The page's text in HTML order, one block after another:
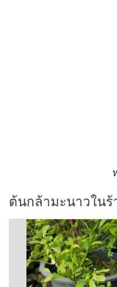
ต้นกล้ามะนาวในร้